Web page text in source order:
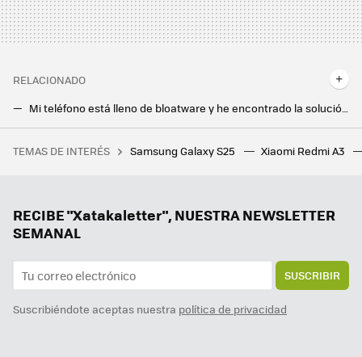
RELACIONADO
Mi teléfono está lleno de bloatware y he encontrado la solución definitiva para acabar con él: instalar otra app
No era la batería, mi móvil se descargaba más rápido por culpa de estas aplicaciones (y seguramente tú también las tienes instaladas)
El verdadero problema tras la inundación de Bahía Blanca que dejó 16 muertos y 900 evacuados: no se trata del proyecto HAARP
TEMAS DE INTERÉS Samsung Galaxy S25 Xiaomi Redmi A3
RECIBE "Xatakaletter", NUESTRA NEWSLETTER
SEMANAL
SUSCRIBIR
Suscribiéndote aceptas nuestra política de privacidad